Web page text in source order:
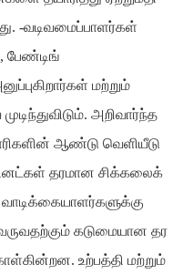
-வடிவமைப்பாளர்கள்
பேண்டிங்
மற்றும்
அறிவார்ந்த
ஆண்டு வெளியீடு
தரமான சிக்கலைக்
வாடிக்கையாளர்களுக்கு
கடுமையான தர
உற்பத்தி மற்றும்